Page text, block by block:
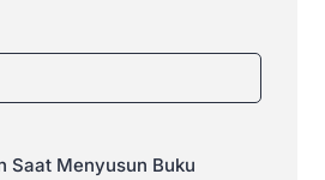
tetapi juga membuka pintu bagi
Saat Menyusun Buku